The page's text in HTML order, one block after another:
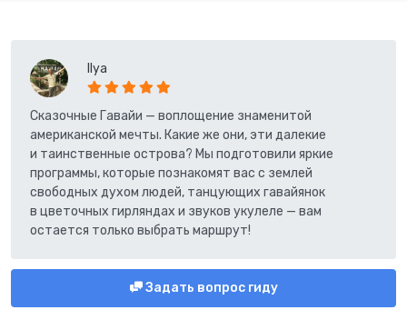
Ilya
Сказочные Гавайи — воплощение знаменитой
американской мечты. Какие же они, эти далекие
и таинственные острова? Мы подготовили яркие
программы, которые познакомят вас с землей
свободных духом людей, танцующих гавайянок
в цветочных гирляндах и звуков укулеле — вам
остается только выбрать маршрут!
Задать вопрос гиду